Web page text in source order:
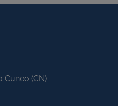
Cuneo (CN) -